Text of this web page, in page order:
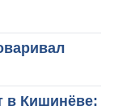
в Кишинёве: